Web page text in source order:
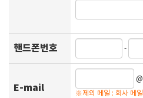
핸드폰번호 -
E-mail
@
※제외 메일 : 회사 메일